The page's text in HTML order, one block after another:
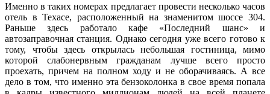
Именно в таких номерах предлагает провести несколько часов
отель в Техасе, расположенный на знаменитом шоссе 304.
Раньше здесь работало кафе «Последний шанс» и
автозаправочная станция. Однако сегодня уже всего готово к
тому, чтобы здесь открылась небольшая гостиница, мимо
которой слабонервным гражданам лучше всего просто
проехать, причем на полном ходу и не оборачиваясь. А все
дело в том, что именно эта бензоколонка в свое время попала